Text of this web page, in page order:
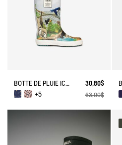
BOTTE DE PLUIE ICONIQUE LOLLY POP PLAY 30,80$
+5 63,00$